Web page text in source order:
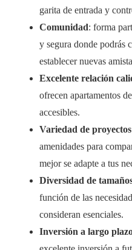
garita de entrada y
Comunidad: forma
y segura donde podrás
establecer nuevas
Excelente relación
ofrecen apartamentos
accesibles.
Variedad de proyectos
amenidades para
mejor se adapte a tus
Diversidad de
función de las
consideran esenciales.
Inversión a largo